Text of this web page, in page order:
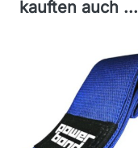
kauften auch ...